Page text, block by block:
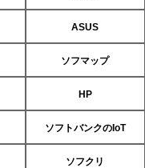
ASUS
ソフマップ
HP
ソフトバンクのIoT
ソフクリ